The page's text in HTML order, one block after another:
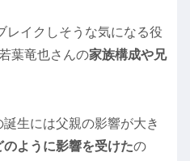
レイクしそうな気になる役
葉竜也さんの家族構成や兄
生には父親の影響が大き
のように影響を受けたの